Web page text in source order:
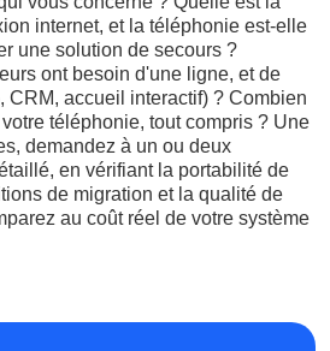
internet, et la téléphonie est-elle
une solution de secours ?
ont besoin d'une ligne, et de
CRM, accueil interactif) ? Combien
téléphonie, tout compris ? Une
demandez à un ou deux
en vérifiant la portabilité de
de migration et la qualité de
au coût réel de votre système